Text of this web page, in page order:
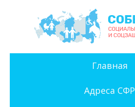
Главная
Адреса СФР